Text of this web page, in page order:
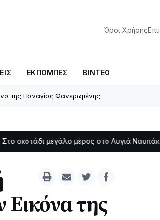
Όροι Χρήσης
ΕΚΠΟΜΠΈΣ ΒΊΝΤΕΟ
της Παναγίας Φανερωμένης
μεγάλο μέρος στο Λυγιά Ναυπάκτου12:08 Σε
της